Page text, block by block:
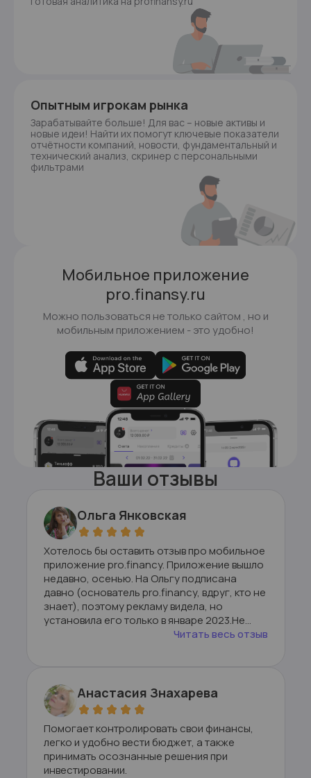
Опытным игрокам рынка
Зарабатывайте больше! Для вас – новые активы и
новые идеи! Найти их помогут ключевые показатели
отчётности компаний, новости, фундаментальный и
технический анализ, скринер с персональными
фильтрами
Мобильное приложение
pro.finansy.ru
Можно пользоваться не только сайтом , но и
мобильным приложением - это удобно!
Ваши отзывы
Ольга Янковская
Хотелось бы оставить отзыв про мобильное
приложение pro.financy. Приложение вышло
недавно, осенью. На Ольгу подписана
давно (основатель pro.financy, вдруг, кто не
знает), поэтому рекламу видела, но
установила его только в январе 2023.Не
думала, что мне это надо, в банковских
Читать весь отзыв
Анастасия Знахарева
Помогает контролировать свои финансы,
легко и удобно вести бюджет, а также
принимать осознанные решения при
инвестировании.